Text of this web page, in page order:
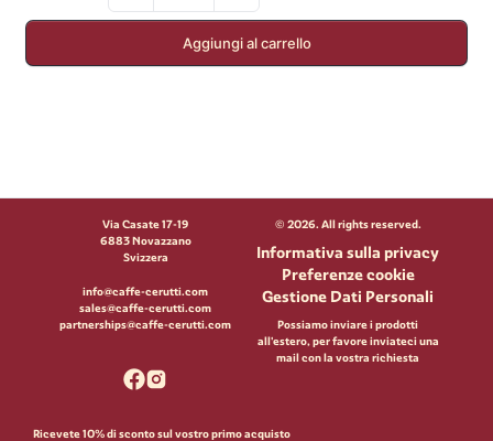
Aggiungi al carrello
Via Casate 17-19
6883 Novazzano
Svizzera
info@caffe-cerutti.com
sales@caffe-cerutti.com
partnerships@caffe-cerutti.com
© 2026. All rights reserved.
Informativa sulla privacy
Preferenze cookie
Gestione Dati Personali
Possiamo inviare i prodotti
all'estero, per favore inviateci una
mail con la vostra richiesta
Ricevete 10% di sconto sul vostro primo acquisto